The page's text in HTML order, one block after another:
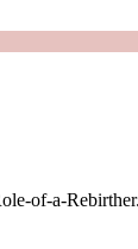
of-a-